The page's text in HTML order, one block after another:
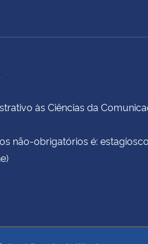
às Ciências da
não-obrigatórios é: